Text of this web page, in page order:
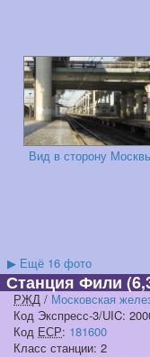
Вид в сторону
▶ Ещё 16 фото
Станция Фили
РЖД / Московская
Код Экспресс-3/UIC:
Код ЕСР: 181600
Класс станции: 2